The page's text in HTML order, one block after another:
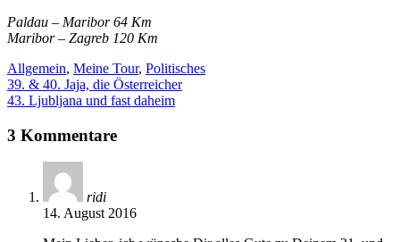
Paldau – Maribor 64 Km
Maribor – Zagreb 120 Km
Allgemein, Meine Tour, Politisches
39. & 40. Jaja, die Österreicher
43. Ljubljana und fast daheim
3 Kommentare
ridi
14. August 2016